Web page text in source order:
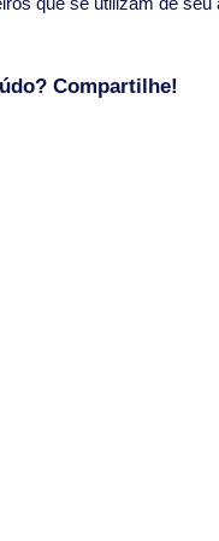
Compartilhe!